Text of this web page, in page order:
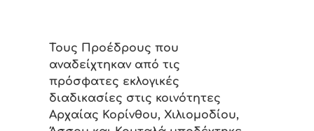
Τους Προέδρους που
αναδείχτηκαν από τις
πρόσφατες εκλογικές
διαδικασίες στις κοινότητες
Αρχαίας Κορίνθου, Χιλιομοδίου,